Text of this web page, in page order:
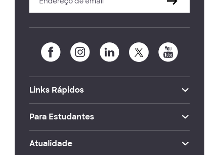
Links Rápidos
Para Estudantes
Atualidade